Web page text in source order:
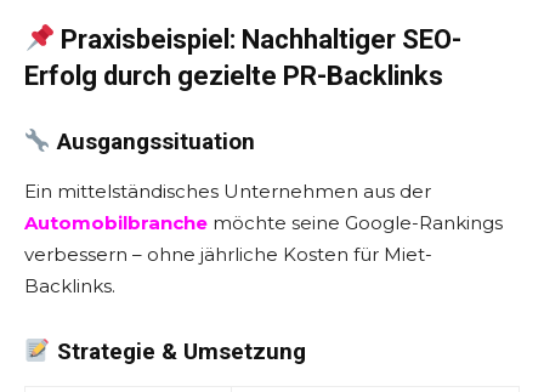
Praxisbeispiel: Nachhaltiger SEO-
Erfolg durch gezielte PR-Backlinks
Ausgangssituation
Ein mittelständisches Unternehmen aus der
Automobilbranche möchte seine Google-Rankings
verbessern – ohne jährliche Kosten für Miet-
Backlinks.
Strategie & Umsetzung